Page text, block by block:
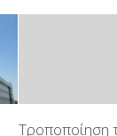
Τροποποίηση